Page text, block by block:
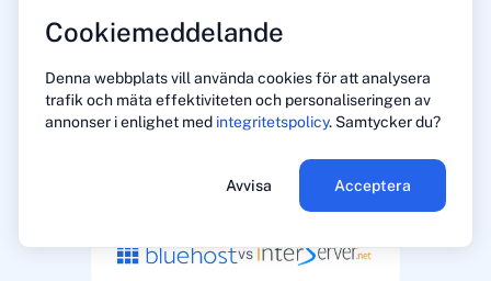
Cookiemeddelande
Denna webbplats vill använda cookies för att analysera
trafik och mäta effektiviteten och personaliseringen av
annonser i enlighet med integritetspolicy. Samtycker du?
Avvisa Acceptera
vs
vs